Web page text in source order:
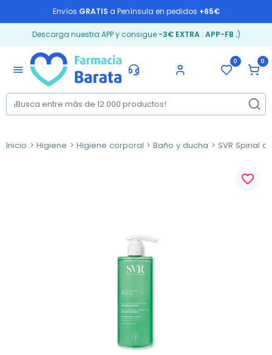
Envíos GRATIS a Península en pedidos +65€
Descarga nuestra APP y consigue -3€ EXTRA: APP-FB ;)
menu
0 0
Inicio Higiene Higiene corporal Baño y ducha SVR Spirial
favorite_border